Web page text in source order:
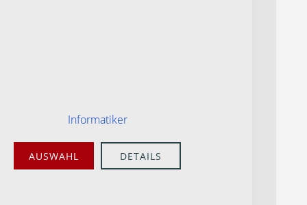
Informatiker
AUSWAHL DETAILS